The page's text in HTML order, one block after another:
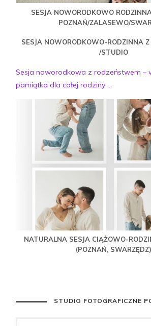
SESJA NOWORODKOWO
POZNAŃ/ZALASEWO/
SESJA NOWORODKOWO-RODZINNA
/STUDIO
Sesja noworodkowa z rodzeństwem –
pamiątka dla całej rodziny ...
NATURALNA SESJA CIĄŻOWO-
(POZNAŃ, SWARZĘDZ)
STUDIO FOTOGRAFICZNE